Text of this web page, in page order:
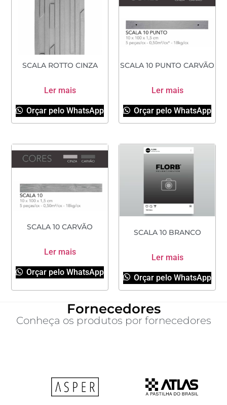
SCALA ROTTO CINZA
Ler mais
Orçar pelo WhatsApp
SCALA 10 PUNTO CARVÃO
Ler mais
Orçar pelo WhatsApp
SCALA 10 CARVÃO
Ler mais
Orçar pelo WhatsApp
SCALA 10 BRANCO
Ler mais
Orçar pelo WhatsApp
Fornecedores
Conheça os produtos por fornecedores